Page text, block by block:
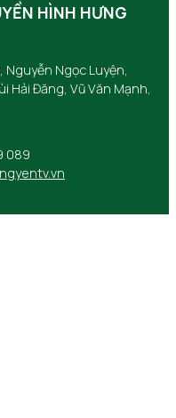
HÌNH HƯNG
Ngọc Luyện,
Hải Đăng, Vũ Văn Mạnh,
089